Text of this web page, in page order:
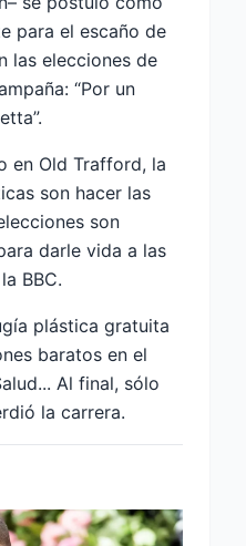
para el escaño de
las elecciones de
“Por un
en Old Trafford, la
son hacer las
son
darle vida a las
BBC.
plástica gratuita
baratos en el
Al final, sólo
la carrera.